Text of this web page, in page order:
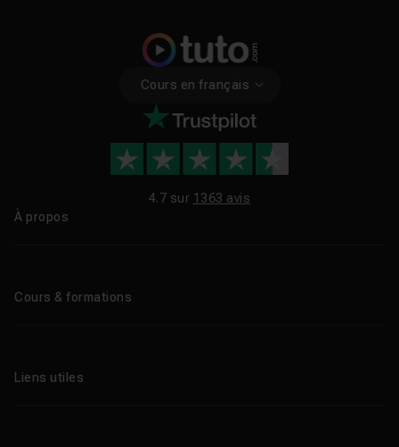
Cours en français
4.7 sur 1363 avis
À propos
Cours & formations
Formations certifiantes
Liens utiles